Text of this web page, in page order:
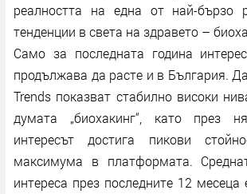
реалността на една от най-бързо
тенденции в света на здравето –
Само за последната година
продължава да расте и в България.
Trends показват стабилно високи
думата „биохакинг“, като през
интересът достига пикови
максимума в платформата.
интереса през последните 12 месеца